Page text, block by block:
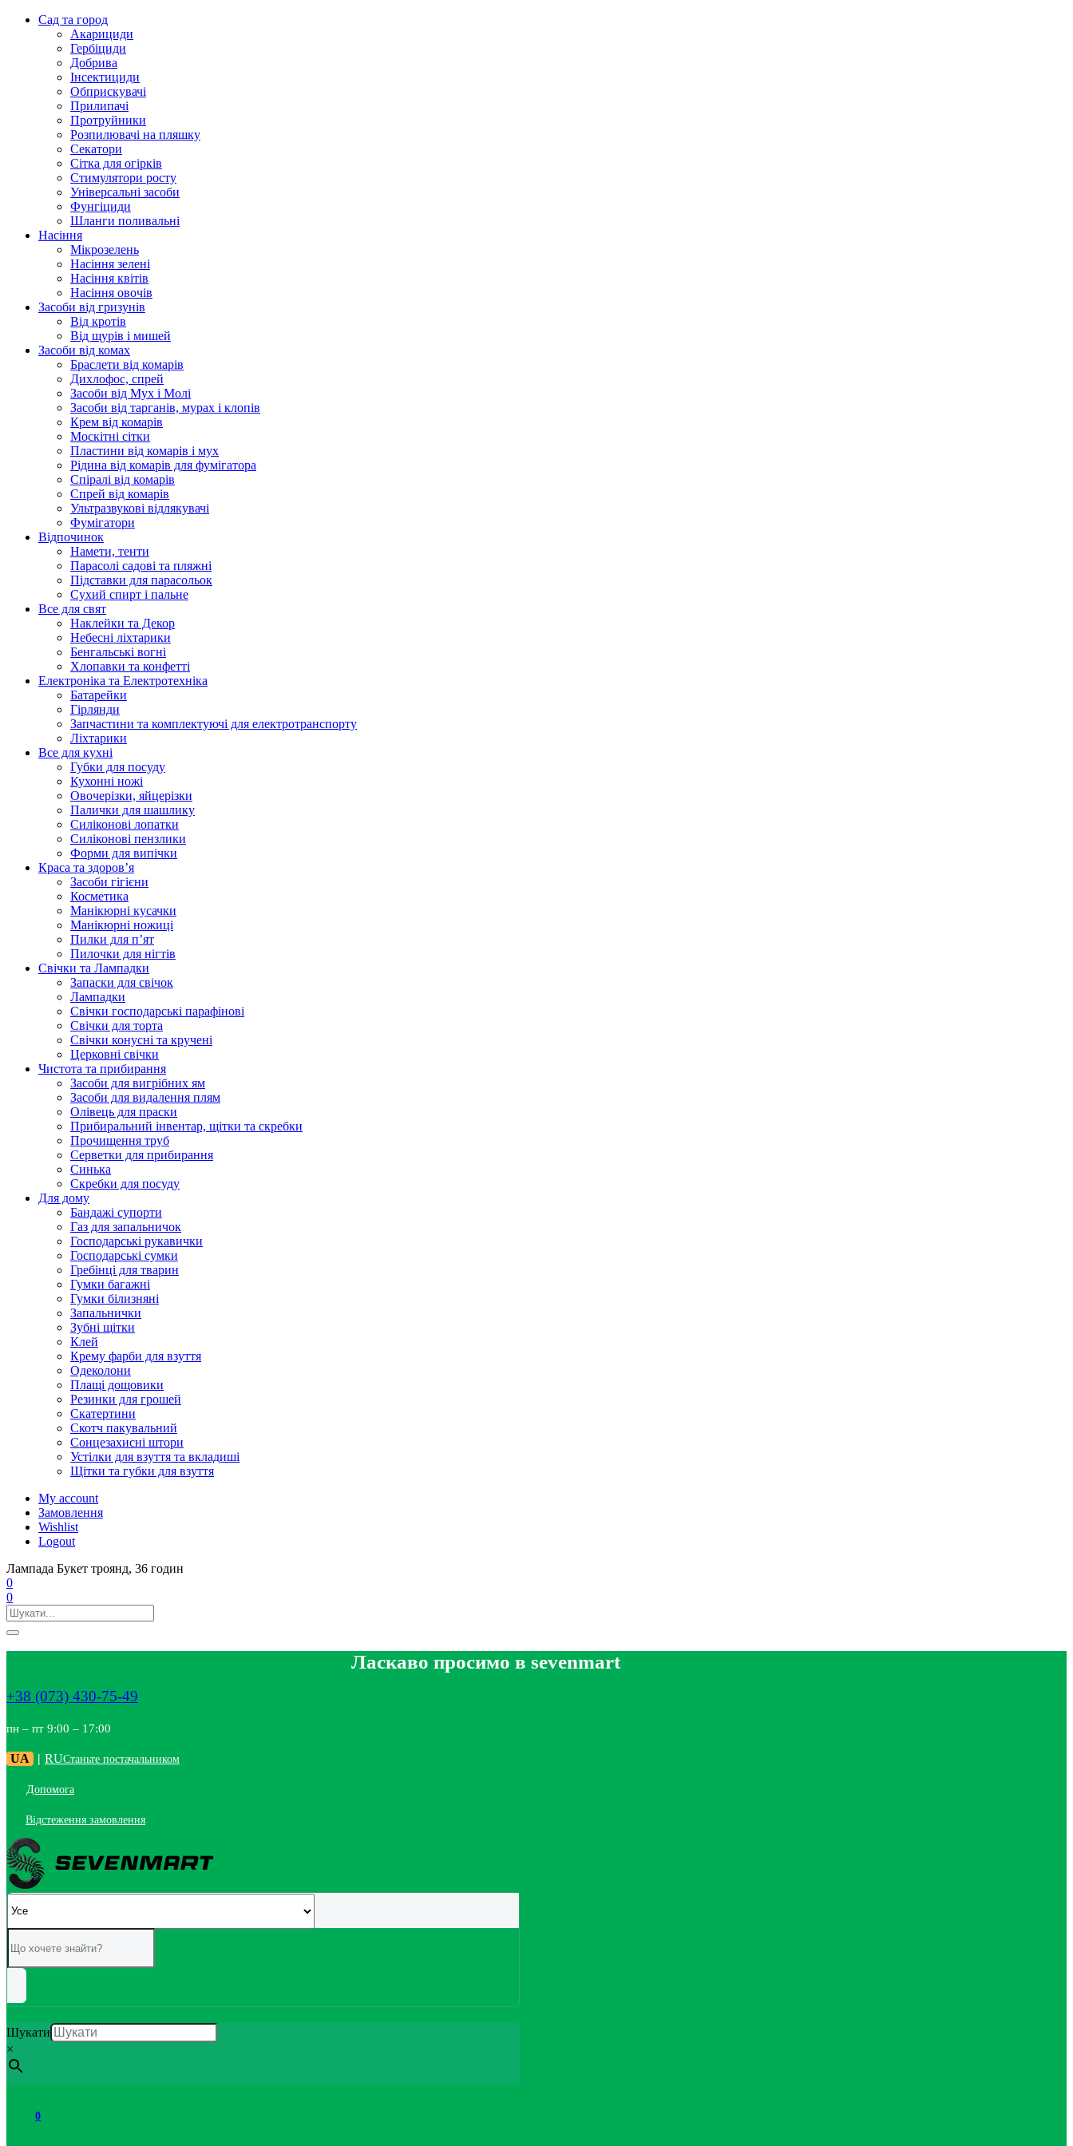
Сад та город
Акарициди
Гербіциди
Добрива
Інсектициди
Обприскувачі
Прилипачі
Протруйники
Розпилювачі на пляшку
Секатори
Сітка для огірків
Стимулятори росту
Універсальні засоби
Фунгіциди
Шланги поливальні
Насіння
Мікрозелень
Насіння зелені
Насіння квітів
Насіння овочів
Засоби від гризунів
Від кротів
Від щурів і мишей
Засоби від комах
Браслети від комарів
Дихлофос, спрей
Засоби від Мух і Молі
Засоби від тарганів, мурах і клопів
Крем від комарів
Москітні сітки
Пластини від комарів і мух
Рідина від комарів для фумігатора
Спіралі від комарів
Спрей від комарів
Ультразвукові відлякувачі
Фумігатори
Відпочинок
Намети, тенти
Парасолі садові та пляжні
Підставки для парасольок
Сухий спирт і пальне
Все для свят
Наклейки та Декор
Небесні ліхтарики
Бенгальські вогні
Хлопавки та конфетті
Електроніка та Електротехніка
Батарейки
Гірлянди
Запчастини та комплектуючі для електротранспорту
Ліхтарики
Все для кухні
Губки для посуду
Кухонні ножі
Овочерізки, яйцерізки
Палички для шашлику
Силіконові лопатки
Силіконові пензлики
Форми для випічки
Краса та здоров’я
Засоби гігієни
Косметика
Манікюрні кусачки
Манікюрні ножиці
Пилки для п’ят
Пилочки для нігтів
Свічки та Лампадки
Запаски для свічок
Лампадки
Свічки господарські парафінові
Свічки для торта
Свічки конусні та кручені
Церковні свічки
Чистота та прибирання
Засоби для вигрібних ям
Засоби для видалення плям
Олівець для праски
Прибиральний інвентар, щітки та скребки
Прочищення труб
Серветки для прибирання
Синька
Скребки для посуду
Для дому
Бандажі супорти
Газ для запальничок
Господарські рукавички
Господарські сумки
Гребінці для тварин
Гумки багажні
Гумки білизняні
Запальнички
Зубні щітки
Клей
Крему фарби для взуття
Одеколони
Плащі дощовики
Резинки для грошей
Скатертини
Скотч пакувальний
Сонцезахисні штори
Устілки для взуття та вкладиші
Щітки та губки для взуття
My account
Замовлення
Wishlist
Logout
Лампада Букет троянд, 36 годин
0
0
Ласкаво просимо в sevenmart
+38 (073) 430-75-49
пн – пт 9:00 – 17:00
UA | RUСтаньте постачальником
Допомога
Відстеження замовлення
Шукати
×
0